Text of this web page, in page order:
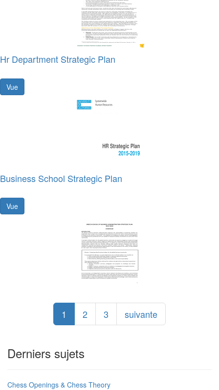
Hr Department Strategic Plan
Vue
Business School Strategic Plan
Vue
1 2 3 suivante
Derniers sujets
Chess Openings & Chess Theory